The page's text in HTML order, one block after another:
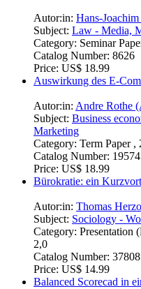
Autor:in: Hans-
Subject: Law - Media,
Category: Seminar
Catalog Number: 8626
Price: US$ 18.99
Auswirkung des E-
Autor:in: Andre Rothe
Subject: Business
Marketing
Category: Term Paper ,
Catalog Number: 19574
Price: US$ 18.99
Bürokratie: ein
Autor:in: Thomas
Subject: Sociology -
Category: Presentation
2,0
Catalog Number: 37808
Price: US$ 14.99
Balanced Scorecad in